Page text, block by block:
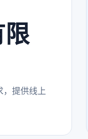
，提供线上